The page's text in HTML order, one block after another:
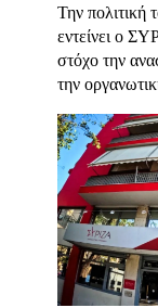
Την πολιτική
εντείνει ο
στόχο την
την